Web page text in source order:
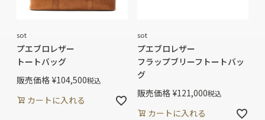
sot
プエブロレザー
トートバッグ
販売価格 ¥104,500税込
カートに入れる
sot
プエブロレザー
フラップブリーフトートバッ
グ
販売価格 ¥121,000税込
カートに入れる